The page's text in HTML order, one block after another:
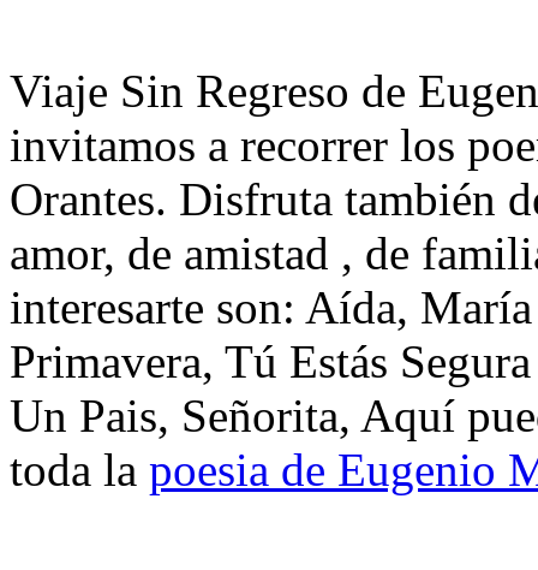
Viaje Sin Regreso de
invitamos a recorrer los
Orantes. Disfruta también
amor, de amistad , de
interesarte son: Aída,
Primavera, Tú Estás
Un Pais, Señorita, Aquí
toda la poesia de Eugenio